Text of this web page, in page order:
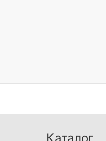
Каталог